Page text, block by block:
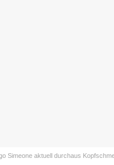
Simeone aktuell durchaus